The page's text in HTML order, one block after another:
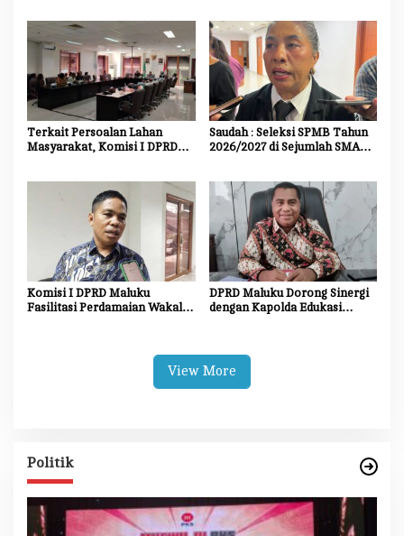
Terkait Persoalan Lahan
Masyarakat, Komisi I DPRD
Saudah : Seleksi SPMB Tahun
2026/2027 di Sejumlah SMA
Komisi I DPRD Maluku
Fasilitasi Perdamaian Wakal-
DPRD Maluku Dorong Sinergi
dengan Kapolda Edukasi
View More
Politik